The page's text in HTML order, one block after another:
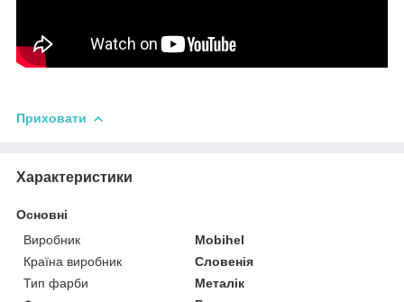
Приховати
Характеристики
Основні
Виробник
Mobihel
Країна виробник
Словенія
Тип фарби
Металік